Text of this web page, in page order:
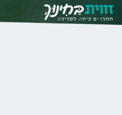
Skip to content